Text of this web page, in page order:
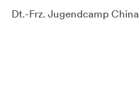
Dt.-Frz. Jugendcamp China